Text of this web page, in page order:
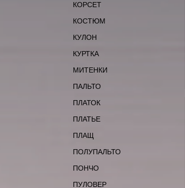
КОРСЕТ
КОСТЮМ
КУЛОН
КУРТКА
МИТЕНКИ
ПАЛЬТО
ПЛАТОК
ПЛАТЬЕ
ПЛАЩ
ПОЛУПАЛЬТО
ПОНЧО
ПУЛОВЕР